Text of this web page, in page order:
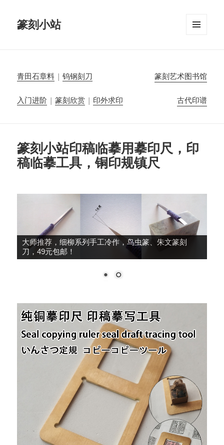
篆刻小站
青田石章料 |钨钢刻刀 篆刻艺术图书馆
入门进阶 |篆刻欣赏 | 印外求印 古代印谱
篆刻小站印稿临摹用摹印尺，印
稿临摹工具，铜印规镇尺
大师推荐，细柳系列手工冷作，鸟虫篆、朱文篆刻
刀，49元包邮！